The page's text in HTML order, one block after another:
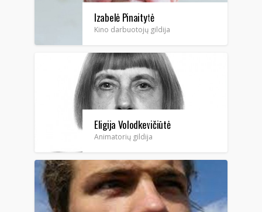
Izabelė Pinaitytė
Kino darbuotojų gildija
Eligija Volodkevičiūtė
Animatorių gildija